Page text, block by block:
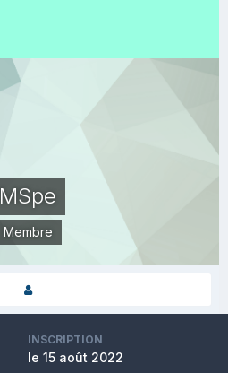
MSpe
Membre
INSCRIPTION
le 15 août 2022